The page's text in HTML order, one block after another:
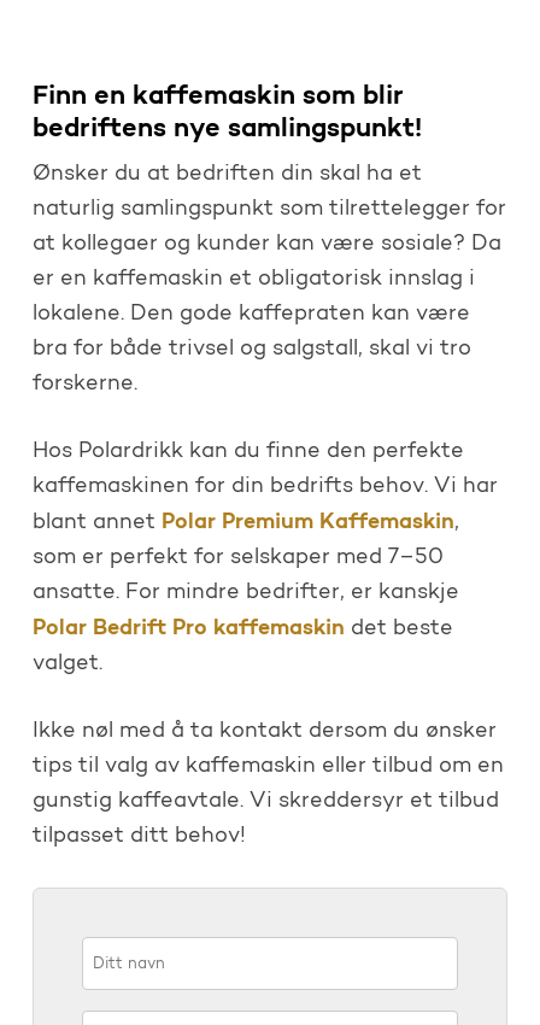
Finn en kaffemaskin som blir
bedriftens nye samlingspunkt!
Ønsker du at bedriften din skal ha et
naturlig samlingspunkt som tilrettelegger for
at kollegaer og kunder kan være sosiale? Da
er en kaffemaskin et obligatorisk innslag i
lokalene. Den gode kaffepraten kan være
bra for både trivsel og salgstall, skal vi tro
forskerne.
Hos Polardrikk kan du finne den perfekte
kaffemaskinen for din bedrifts behov. Vi har
blant annet Polar Premium Kaffemaskin,
som er perfekt for selskaper med 7–50
ansatte. For mindre bedrifter, er kanskje
Polar Bedrift Pro kaffemaskin det beste
valget.
Ikke nøl med å ta kontakt dersom du ønsker
tips til valg av kaffemaskin eller tilbud om en
gunstig kaffeavtale. Vi skreddersyr et tilbud
tilpasset ditt behov!